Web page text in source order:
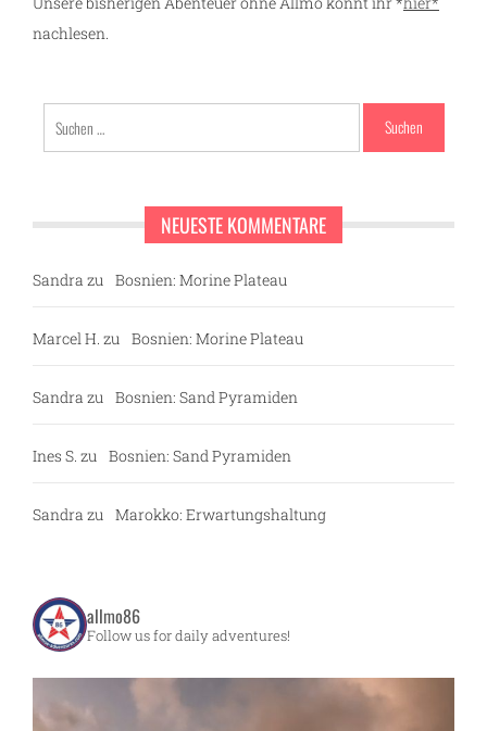
nachlesen.
nach:
NEUESTE KOMMENTARE
Sandra zu Bosnien: Morine Plateau
Marcel H. zu Bosnien: Morine Plateau
Sandra zu Bosnien: Sand Pyramiden
Ines S. zu Bosnien: Sand Pyramiden
Sandra zu Marokko: Erwartungshaltung
allmo86
Follow us for daily adventures!